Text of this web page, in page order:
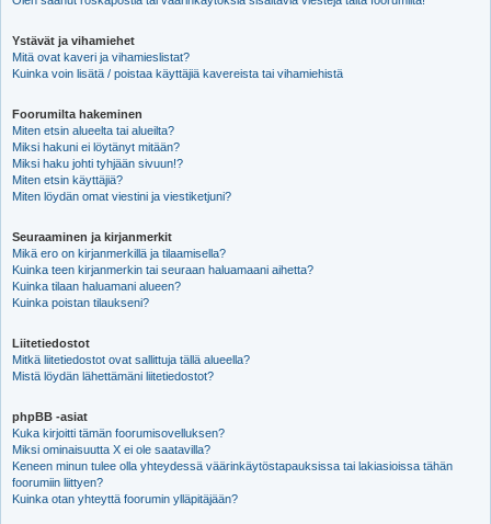
Ystävät ja vihamiehet
Mitä ovat kaveri ja vihamieslistat?
Kuinka voin lisätä / poistaa käyttäjiä kavereista tai vihamiehistä
Foorumilta hakeminen
Miten etsin alueelta tai alueilta?
Miksi hakuni ei löytänyt mitään?
Miksi haku johti tyhjään sivuun!?
Miten etsin käyttäjiä?
Miten löydän omat viestini ja viestiketjuni?
Seuraaminen ja kirjanmerkit
Mikä ero on kirjanmerkillä ja tilaamisella?
Kuinka teen kirjanmerkin tai seuraan haluamaani aihetta?
Kuinka tilaan haluamani alueen?
Kuinka poistan tilaukseni?
Liitetiedostot
Mitkä liitetiedostot ovat sallittuja tällä alueella?
Mistä löydän lähettämäni liitetiedostot?
phpBB -asiat
Kuka kirjoitti tämän foorumisovelluksen?
Miksi ominaisuutta X ei ole saatavilla?
Keneen minun tulee olla yhteydessä väärinkäytöstapauksissa tai lakiasioissa tähän
foorumiin liittyen?
Kuinka otan yhteyttä foorumin ylläpitäjään?